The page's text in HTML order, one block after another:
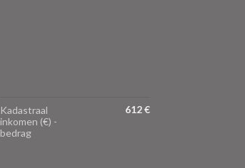
Kadastraal
inkomen (€) -
bedrag
612 €